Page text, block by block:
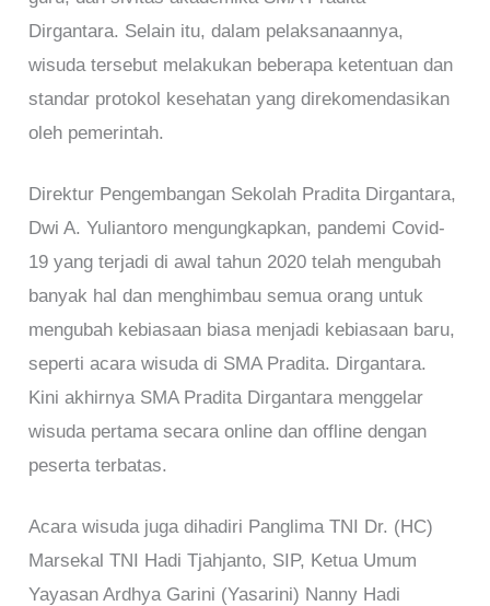
Dirgantara. Selain itu, dalam pelaksanaannya,
wisuda tersebut melakukan beberapa ketentuan dan
standar protokol kesehatan yang direkomendasikan
oleh pemerintah.
Direktur Pengembangan Sekolah Pradita Dirgantara,
Dwi A. Yuliantoro mengungkapkan, pandemi Covid-
19 yang terjadi di awal tahun 2020 telah mengubah
banyak hal dan menghimbau semua orang untuk
mengubah kebiasaan biasa menjadi kebiasaan baru,
seperti acara wisuda di SMA Pradita. Dirgantara.
Kini akhirnya SMA Pradita Dirgantara menggelar
wisuda pertama secara online dan offline dengan
peserta terbatas.
Acara wisuda juga dihadiri Panglima TNI Dr. (HC)
Marsekal TNI Hadi Tjahjanto, SIP, Ketua Umum
Yayasan Ardhya Garini (Yasarini) Nanny Hadi